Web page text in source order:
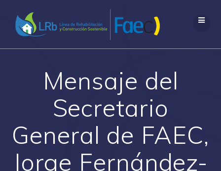
al
contenido
Mensaje del
Secretario
General de FAEC,
Jorge Fernández-